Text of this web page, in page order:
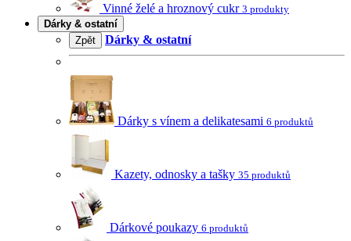
Vinné želé a hroznový cukr 3 produkty
Dárky & ostatní
Zpět
Dárky & ostatní
Dárky s vínem a delikatesami 6 produktů
Kazety, odnosky a tašky 35 produktů
Dárkové poukazy 6 produktů